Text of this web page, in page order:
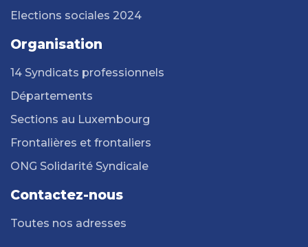
Elections sociales 2024
Organisation
14 Syndicats professionnels
Départements
Sections au Luxembourg
Frontalières et frontaliers
ONG Solidarité Syndicale
Contactez-nous
Toutes nos adresses